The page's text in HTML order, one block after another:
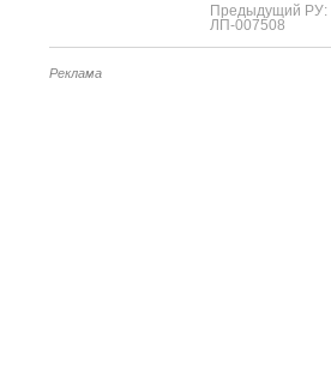
Предыдущий РУ:
ЛП-007508
Реклама